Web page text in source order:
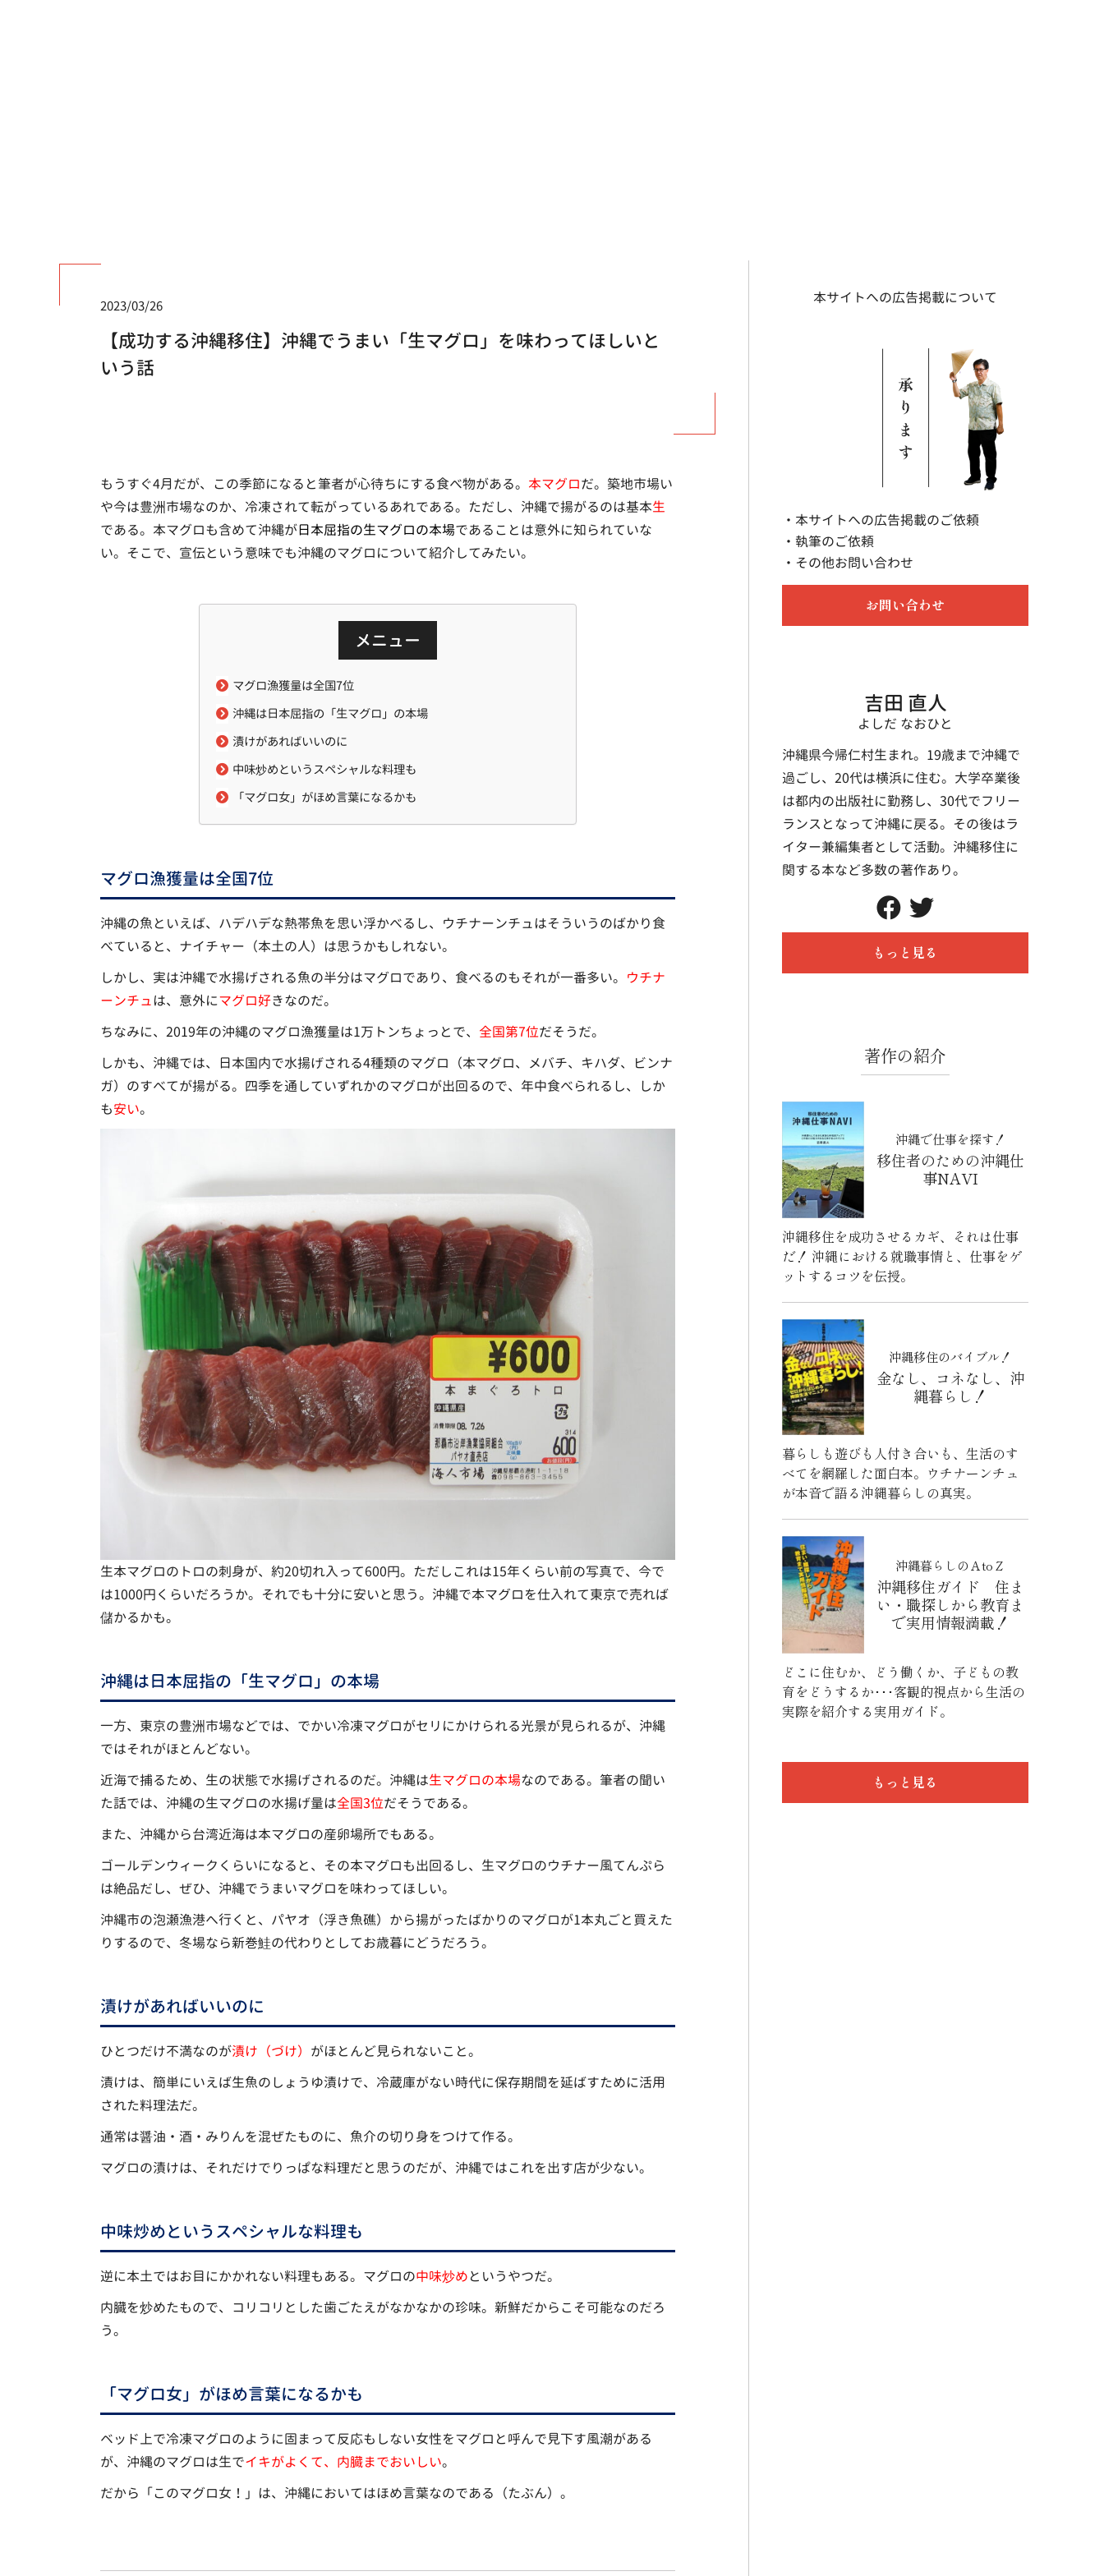
2023/03/26
【成功する沖縄移住】沖縄でうまい「生マグロ」を味わってほしいと
いう話
もうすぐ4月だが、この季節になると筆者が心待ちにする食べ物がある。 本マグロだ。築地市場い
や今は豊洲市場なのか、冷凍されて転がっているあれである。ただし、沖縄で揚がるのは基本生
である。本マグロも含めて沖縄が日本屈指の生マグロの本場であることは意外に知られていな
い。そこで、宣伝という意味でも沖縄のマグロについて紹介してみたい。
メニュー
マグロ漁獲量は全国7位
沖縄は日本屈指の「生マグロ」の本場
漬けがあればいいのに
中味炒めというスペシャルな料理も
「マグロ女」がほめ言葉になるかも
マグロ漁獲量は全国7位
沖縄の魚といえば、ハデハデな熱帯魚を思い浮かべるし、ウチナーンチュはそういうのばかり食
べていると、ナイチャー（本土の人）は思うかもしれない。
しかし、実は沖縄で水揚げされる魚の半分はマグロであり、食べるのもそれが一番多い。 ウチナ
ーンチュは、意外にマグロ好きなのだ。
ちなみに、2019年の沖縄のマグロ漁獲量は1万トンちょっとで、 全国第7位だそうだ。
しかも、沖縄では、日本国内で水揚げされる4種類のマグロ（本マグロ、メバチ、キハダ、ビンナ
ガ）のすべてが揚がる。四季を通していずれかのマグロが出回るので、年中食べられるし、しか
も安い。
生本マグロのトロの刺身が、約20切れ入って600円。ただしこれは15年くらい前の写真で、今で
は1000円くらいだろうか。それでも十分に安いと思う。沖縄で本マグロを仕入れて東京で売れば
儲かるかも。
沖縄は日本屈指の「生マグロ」の本場
一方、東京の豊洲市場などでは、でかい冷凍マグロがセリにかけられる光景が見られるが、沖縄
ではそれがほとんどない。
近海で捕るため、生の状態で水揚げされるのだ。沖縄は生マグロの本場なのである。筆者の聞い
た話では、沖縄の生マグロの水揚げ量は全国3位だそうである。
また、沖縄から台湾近海は本マグロの産卵場所でもある。
ゴールデンウィークくらいになると、その本マグロも出回るし、生マグロのウチナー風てんぷら
は絶品だし、ぜひ、沖縄でうまいマグロを味わってほしい。
沖縄市の泡瀬漁港へ行くと、パヤオ（浮き魚礁）から揚がったばかりのマグロが1本丸ごと買えた
りするので、冬場なら新巻鮭の代わりとしてお歳暮にどうだろう。
漬けがあればいいのに
ひとつだけ不満なのが漬け（づけ） がほとんど見られないこと。
漬けは、簡単にいえば生魚のしょうゆ漬けで、冷蔵庫がない時代に保存期間を延ばすために活用
された料理法だ。
通常は醤油・酒・みりんを混ぜたものに、魚介の切り身をつけて作る。
マグロの漬けは、それだけでりっぱな料理だと思うのだが、沖縄ではこれを出す店が少ない。
中味炒めというスペシャルな料理も
逆に本土ではお目にかかれない料理もある。マグロの中味炒めというやつだ。
内臓を炒めたもので、コリコリとした歯ごたえがなかなかの珍味。新鮮だからこそ可能なのだろ
う。
「マグロ女」がほめ言葉になるかも
ベッド上で冷凍マグロのように固まって反応もしない女性をマグロと呼んで見下す風潮がある
が、沖縄のマグロは生でイキがよくて、内臓までおいしい。
だから「このマグロ女！」は、沖縄においてはほめ言葉なのである（たぶん）。
本サイトへの広告掲載について
・本サイトへの広告掲載のご依頼
・執筆のご依頼
・その他お問い合わせ
お問い合わせ
吉田 直人
よしだ なおひと
沖縄県今帰仁村生まれ。19歳まで沖縄で
過ごし、20代は横浜に住む。大学卒業後
は都内の出版社に勤務し、30代でフリー
ランスとなって沖縄に戻る。その後はラ
イター兼編集者として活動。沖縄移住に
関する本など多数の著作あり。
もっと見る
著作の紹介
沖縄で仕事を探す！
移住者のための沖縄仕
事NAVI
沖縄移住を成功させるカギ、それは仕事
だ！ 沖縄における就職事情と、仕事をゲ
ットするコツを伝授。
沖縄移住のバイブル！
金なし、コネなし、沖
縄暮らし！
暮らしも遊びも人付き合いも、生活のす
べてを網羅した面白本。ウチナーンチュ
が本音で語る沖縄暮らしの真実。
沖縄暮らしのＡtoＺ
沖縄移住ガイド 住ま
い・職探しから教育ま
で実用情報満載！
どこに住むか、どう働くか、子どもの教
育をどうするか･･･客観的視点から生活の
実際を紹介する実用ガイド。
もっと見る